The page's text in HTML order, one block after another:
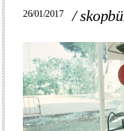
26/01/2017 /